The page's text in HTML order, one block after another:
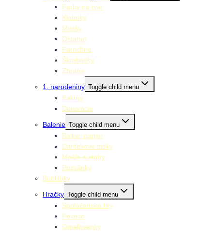
Farby na tvár
Klobúky
Masky
Ostatné
Parochne
Škrabošky
Zbrane
1. narodeniny Toggle child menu
Balóny
Dekorácie
Balenie Toggle child menu
Baliaci papier
Darčekové tašky
Mašle a stuhy
Pozvánky
Bublifuky
Hračky Toggle child menu
Spoločenské hry
Pexeso
Omaľovánky